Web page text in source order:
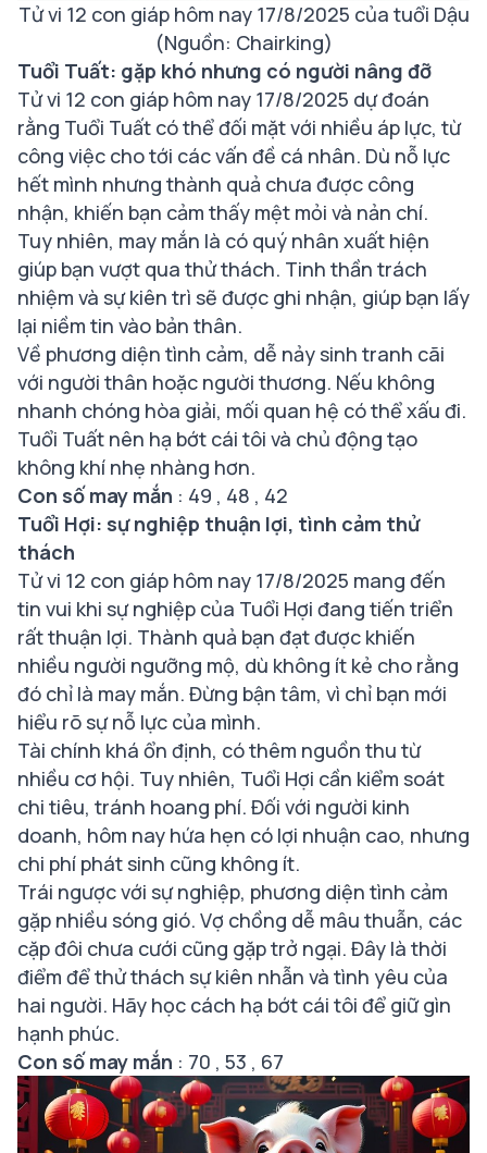
Tử vi 12 con giáp hôm nay 17/8/2025 của tuổi Dậu
(Nguồn: Chairking)
Tuổi Tuất: gặp khó nhưng có người nâng đỡ
Tử vi 12 con giáp hôm nay 17/8/2025 dự đoán
rằng Tuổi Tuất có thể đối mặt với nhiều áp lực, từ
công việc cho tới các vấn đề cá nhân. Dù nỗ lực
hết mình nhưng thành quả chưa được công
nhận, khiến bạn cảm thấy mệt mỏi và nản chí.
Tuy nhiên, may mắn là có quý nhân xuất hiện
giúp bạn vượt qua thử thách. Tinh thần trách
nhiệm và sự kiên trì sẽ được ghi nhận, giúp bạn lấy
lại niềm tin vào bản thân.
Về phương diện tình cảm, dễ nảy sinh tranh cãi
với người thân hoặc người thương. Nếu không
nhanh chóng hòa giải, mối quan hệ có thể xấu đi.
Tuổi Tuất nên hạ bớt cái tôi và chủ động tạo
không khí nhẹ nhàng hơn.
Con số may mắn : 49 , 48 , 42
Tuổi Hợi: sự nghiệp thuận lợi, tình cảm thử
thách
Tử vi 12 con giáp hôm nay 17/8/2025 mang đến
tin vui khi sự nghiệp của Tuổi Hợi đang tiến triển
rất thuận lợi. Thành quả bạn đạt được khiến
nhiều người ngưỡng mộ, dù không ít kẻ cho rằng
đó chỉ là may mắn. Đừng bận tâm, vì chỉ bạn mới
hiểu rõ sự nỗ lực của mình.
Tài chính khá ổn định, có thêm nguồn thu từ
nhiều cơ hội. Tuy nhiên, Tuổi Hợi cần kiểm soát
chi tiêu, tránh hoang phí. Đối với người kinh
doanh, hôm nay hứa hẹn có lợi nhuận cao, nhưng
chi phí phát sinh cũng không ít.
Trái ngược với sự nghiệp, phương diện tình cảm
gặp nhiều sóng gió. Vợ chồng dễ mâu thuẫn, các
cặp đôi chưa cưới cũng gặp trở ngại. Đây là thời
điểm để thử thách sự kiên nhẫn và tình yêu của
hai người. Hãy học cách hạ bớt cái tôi để giữ gìn
hạnh phúc.
Con số may mắn : 70 , 53 , 67